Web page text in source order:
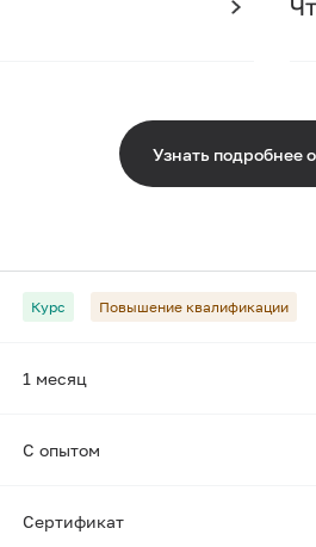
Узнать подробнее
Курс Повышение квалификации
1 месяц
С опытом
Сертификат